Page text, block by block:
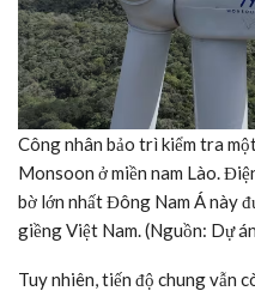
Công nhân bảo trì kiểm tra
Monsoon ở miền nam Lào.
bờ lớn nhất Đông Nam Á này
giềng Việt Nam. (Nguồn: Dự
Tuy nhiên, tiến độ chung vẫn